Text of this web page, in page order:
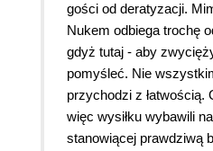
gości od deratyzacji.
Nukem odbiega trochę
gdyż tutaj - aby
pomyśleć. Nie
przychodzi z łatwością.
więc wysiłku wybawili
stanowiącej prawdziwą